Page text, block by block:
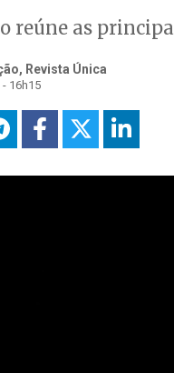
reúne as
Revista Única
16h15